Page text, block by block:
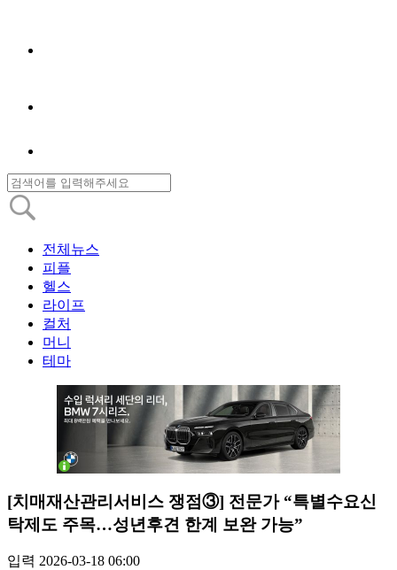
전체뉴스
피플
헬스
라이프
컬처
머니
테마
[치매재산관리서비스 쟁점③] 전문가 “특별수요신
탁제도 주목…성년후견 한계 보완 가능”
입력 2026-03-18 06:00